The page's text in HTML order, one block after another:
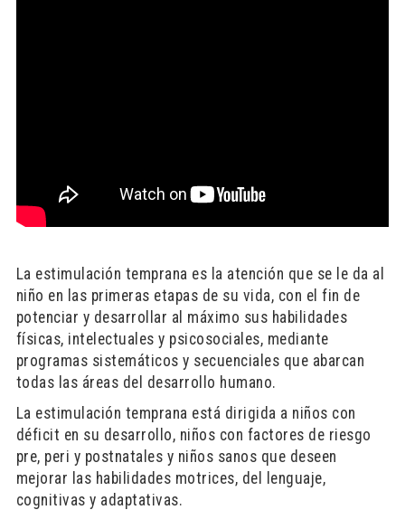
La estimulación temprana es la atención que se le da al
niño en las primeras etapas de su vida, con el fin de
potenciar y desarrollar al máximo sus habilidades
físicas, intelectuales y psicosociales, mediante
programas sistemáticos y secuenciales que abarcan
todas las áreas del desarrollo humano.
La estimulación temprana está dirigida a niños con
déficit en su desarrollo, niños con factores de riesgo
pre, peri y postnatales y niños sanos que deseen
mejorar las habilidades motrices, del lenguaje,
cognitivas y adaptativas.